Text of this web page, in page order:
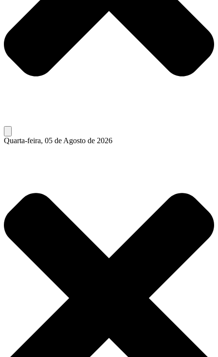
Quarta-feira, 05 de Agosto de 2026